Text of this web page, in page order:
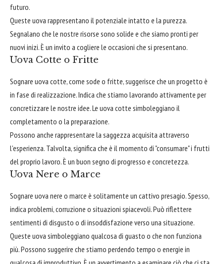
futuro.
Queste uova rappresentano il potenziale intatto e la purezza.
Segnalano che le nostre risorse sono solide e che siamo pronti per
nuovi inizi. È un invito a cogliere le occasioni che si presentano.
Uova Cotte o Fritte
Sognare uova cotte, come sode o fritte, suggerisce che un progetto è
in fase di realizzazione. Indica che stiamo lavorando attivamente per
concretizzare le nostre idee. Le uova cotte simboleggiano il
completamento o la preparazione.
Possono anche rappresentare la saggezza acquisita attraverso
l'esperienza. Talvolta, significa che è il momento di "consumare" i frutti
del proprio lavoro. È un buon segno di progresso e concretezza.
Uova Nere o Marce
Sognare uova nere o marce è solitamente un cattivo presagio. Spesso,
indica problemi, corruzione o situazioni spiacevoli. Può riflettere
sentimenti di disgusto o di insoddisfazione verso una situazione.
Queste uova simboleggiano qualcosa di guasto o che non funziona
più. Possono suggerire che stiamo perdendo tempo o energie in